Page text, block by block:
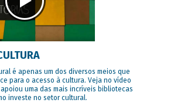
é apenas um dos diversos meios que
para o acesso à cultura. Veja no vídeo
uma das mais incríveis bibliotecas
investe no setor cultural.